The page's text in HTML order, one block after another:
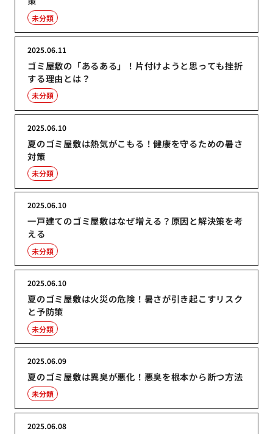
未分類
ゴミ屋敷の「あるある」！片付けようと思っても挫折
する理由とは？
2025.06.11
未分類
夏のゴミ屋敷は熱気がこもる！健康を守るための暑さ
対策
2025.06.10
未分類
一戸建てのゴミ屋敷はなぜ増える？原因と解決策を考
える
2025.06.10
未分類
夏のゴミ屋敷は火災の危険！暑さが引き起こすリスク
と予防策
2025.06.10
未分類
夏のゴミ屋敷は異臭が悪化！悪臭を根本から断つ方法
2025.06.09
未分類
2025.06.08